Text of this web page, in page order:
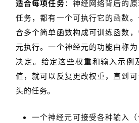
适合每项任务：神经网络背后的
任务，都有一个可执行它的函数
合多个简单函数构成可训练函数
元执行。一个神经元的功能由称
决定。给定这些权重和输入示例
值，就可以反复更改权重，直到
头的任务。
一个神经元可接受各种输入